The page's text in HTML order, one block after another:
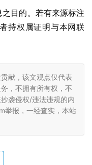
目的。若有来源标注
持权属证明与本网联
献，该文观点仅代表
，不拥有所有权，不
袭侵权/违法违规的内
举报，一经查实，本站